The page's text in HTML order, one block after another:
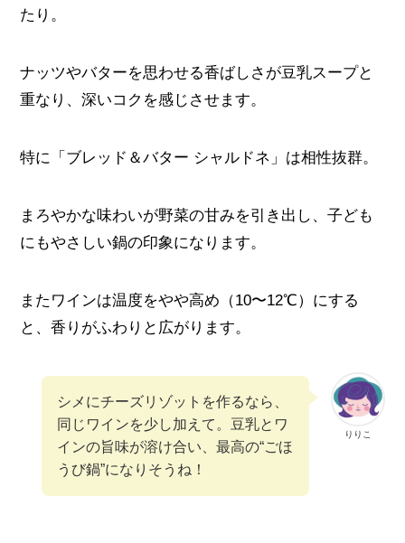
たり。
ナッツやバターを思わせる香ばしさが豆乳スープと
重なり、深いコクを感じさせます。
特に「ブレッド＆バター シャルドネ」は相性抜群。
まろやかな味わいが野菜の甘みを引き出し、子ども
にもやさしい鍋の印象になります。
またワインは温度をやや高め（10〜12℃）にする
と、香りがふわりと広がります。
りりこ
シメにチーズリゾットを作るなら、
同じワインを少し加えて。豆乳とワ
インの旨味が溶け合い、最高の“ごほ
うび鍋”になりそうね！